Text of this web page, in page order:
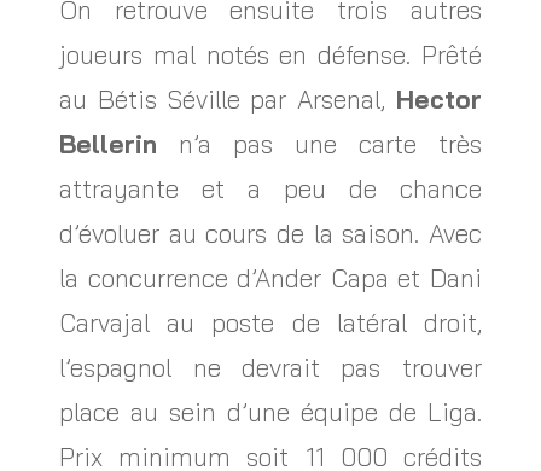
On retrouve ensuite trois autres
joueurs mal notés en défense. Prêté
au Bétis Séville par Arsenal, Hector
Bellerin n’a pas une carte très
attrayante et a peu de chance
d’évoluer au cours de la saison. Avec
la concurrence d’Ander Capa et Dani
Carvajal au poste de latéral droit,
l’espagnol ne devrait pas trouver
place au sein d’une équipe de Liga.
Prix minimum soit 11 000 crédits